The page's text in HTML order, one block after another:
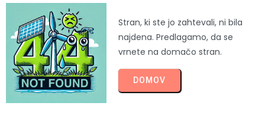
Stran, ki ste jo zahtevali, ni bila
najdena. Predlagamo, da se
vrnete na domačo stran.
DOMOV